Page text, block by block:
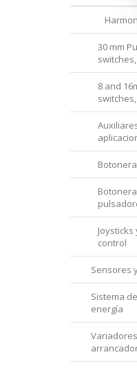
30 mm
8 and
control
Sensores
Sistema
energía